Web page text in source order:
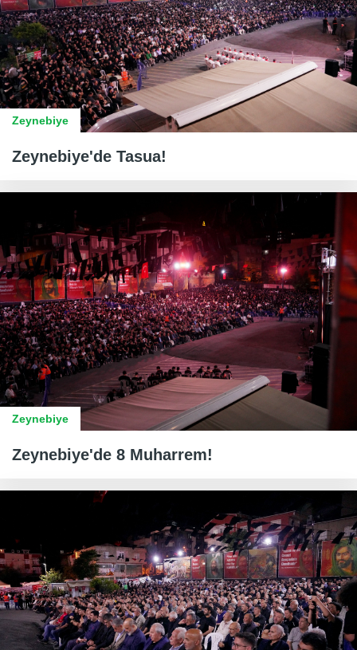
Zeynebiye
Zeynebiye'de Tasua!
Zeynebiye
Zeynebiye'de 8 Muharrem!